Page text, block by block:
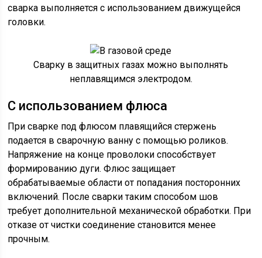
сварка выполняется с использованием движущейся
головки.
Сварку в защитных газах можно выполнять
неплавящимся электродом.
С использованием флюса
При сварке под флюсом плавящийся стержень
подается в сварочную ванну с помощью роликов.
Напряжение на конце проволоки способствует
формированию дуги. Флюс защищает
обрабатываемые области от попадания посторонних
включений. После сварки таким способом шов
требует дополнительной механической обработки. При
отказе от чистки соединение становится менее
прочным.